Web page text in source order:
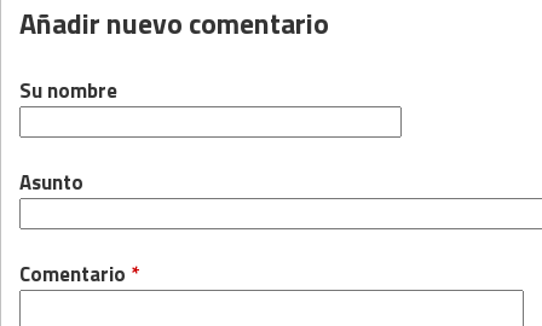
Añadir nuevo comentario
Su nombre
Asunto
Comentario *